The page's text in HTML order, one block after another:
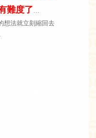
難度了…
想法就立刻縮回去